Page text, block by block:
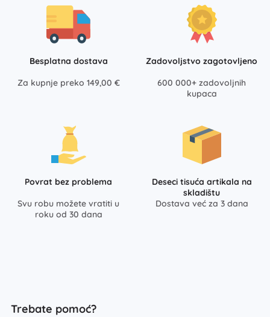
Besplatna dostava
Za kupnje preko 149,00 €
Zadovoljstvo zagotovljeno
600 000+ zadovoljnih
kupaca
Povrat bez problema
Svu robu možete vratiti u
roku od 30 dana
Deseci tisuća artikala na
skladištu
Dostava već za 3 dana
Trebate pomoć?